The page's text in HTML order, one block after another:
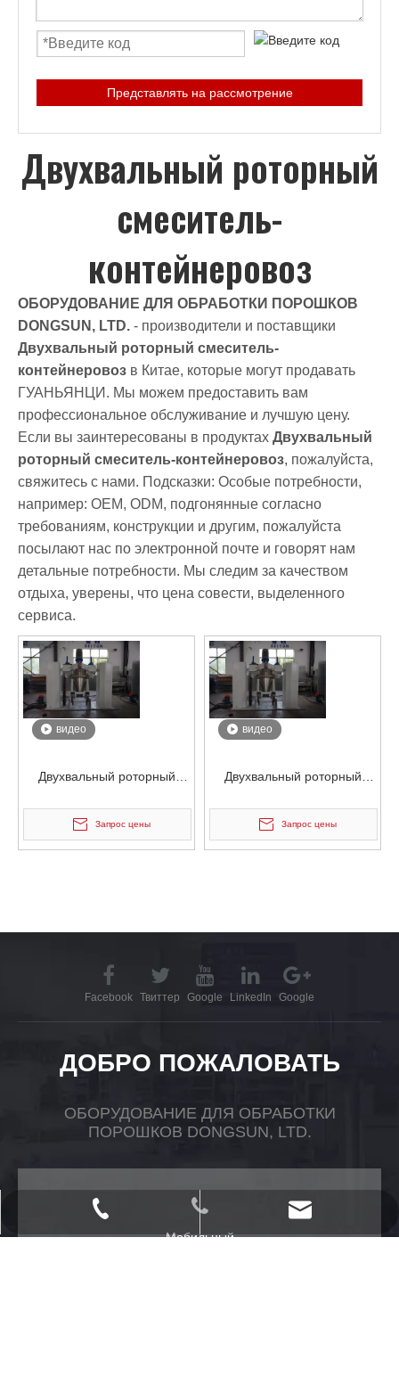
Представлять на рассмотрение
Двухвальный роторный
смеситель-
контейнеровоз
ОБОРУДОВАНИЕ ДЛЯ ОБРАБОТКИ ПОРОШКОВ
DONGSUN, LTD. - производители и поставщики
Двухвальный роторный смеситель-
контейнеровоз в Китае, которые могут продавать
ГУАНЬЯНЦИ. Мы можем предоставить вам
профессиональное обслуживание и лучшую цену.
Если вы заинтересованы в продуктах Двухвальный
роторный смеситель-контейнеровоз, пожалуйста,
свяжитесь с нами. Подсказки: Особые потребности,
например: OEM, ODM, подгонянные согласно
требованиям, конструкции и другим, пожалуйста
посылают нас по электронной почте и говорят нам
детальные потребности. Мы следим за качеством
отдыха, уверены, что цена совести, выделенного
сервиса.
видео
Двухвальный роторный
смеситель для порошковых
контейнеров
Запрос цены
видео
Двухвальный роторный
смеситель для порошковых
контейнеров
Запрос цены
Facebook Твиттер Google LinkedIn Google
ДОБРО ПОЖАЛОВАТЬ
ОБОРУДОВАНИЕ ДЛЯ ОБРАБОТКИ
ПОРОШКОВ DONGSUN, LTD.
Мобильный
+ 86-535-2118958
powtech_yantai@163.com